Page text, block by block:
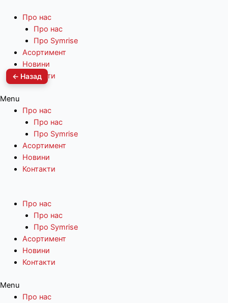
Про нас
Про нас
Про Symrise
Асортимент
Новини
Контакти
Menu
Про нас
Про нас
Про Symrise
Асортимент
Новини
Контакти
Про нас
Про нас
Про Symrise
Асортимент
Новини
Контакти
Menu
Про нас
← Назад